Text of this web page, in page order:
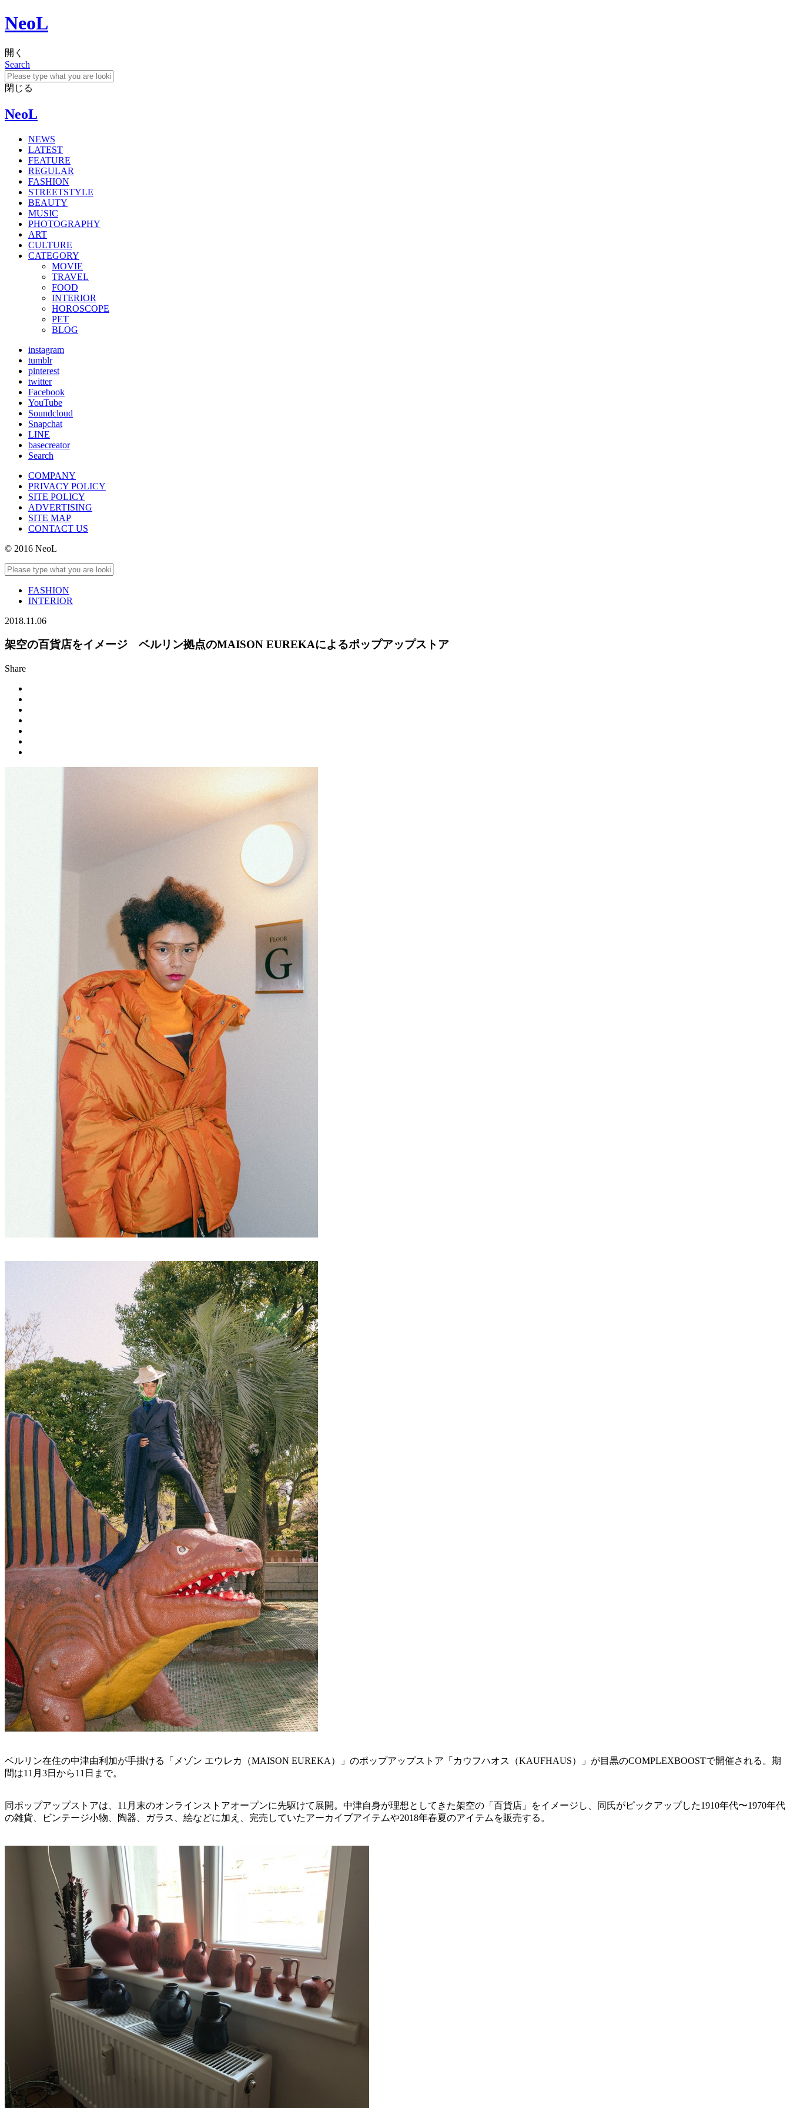
NeoL
開く
Search
閉じる
NeoL
NEWS
LATEST
FEATURE
REGULAR
FASHION
STREETSTYLE
BEAUTY
MUSIC
PHOTOGRAPHY
ART
CULTURE
CATEGORY
MOVIE
TRAVEL
FOOD
INTERIOR
HOROSCOPE
PET
BLOG
instagram
tumblr
pinterest
twitter
Facebook
YouTube
Soundcloud
Snapchat
LINE
basecreator
Search
COMPANY
PRIVACY POLICY
SITE POLICY
ADVERTISING
SITE MAP
CONTACT US
© 2016 NeoL
FASHION
INTERIOR
2018.11.06
架空の百貨店をイメージ ベルリン拠点のMAISON EUREKAによるポップアップストア
Share
ベルリン在住の中津由利加が手掛ける「メゾン エウレカ（MAISON EUREKA）」のポップアップストア「カウフハオス（KAUFHAUS）」が目黒のCOMPLEXBOOSTで開催される。期
間は11月3日から11日まで。
同ポップアップストアは、11月末のオンラインストアオープンに先駆けて展開。中津自身が理想としてきた架空の「百貨店」をイメージし、同氏がピックアップした1910年代〜1970年代
の雑貨、ビンテージ小物、陶器、ガラス、絵などに加え、完売していたアーカイブアイテムや2018年春夏のアイテムを販売する。